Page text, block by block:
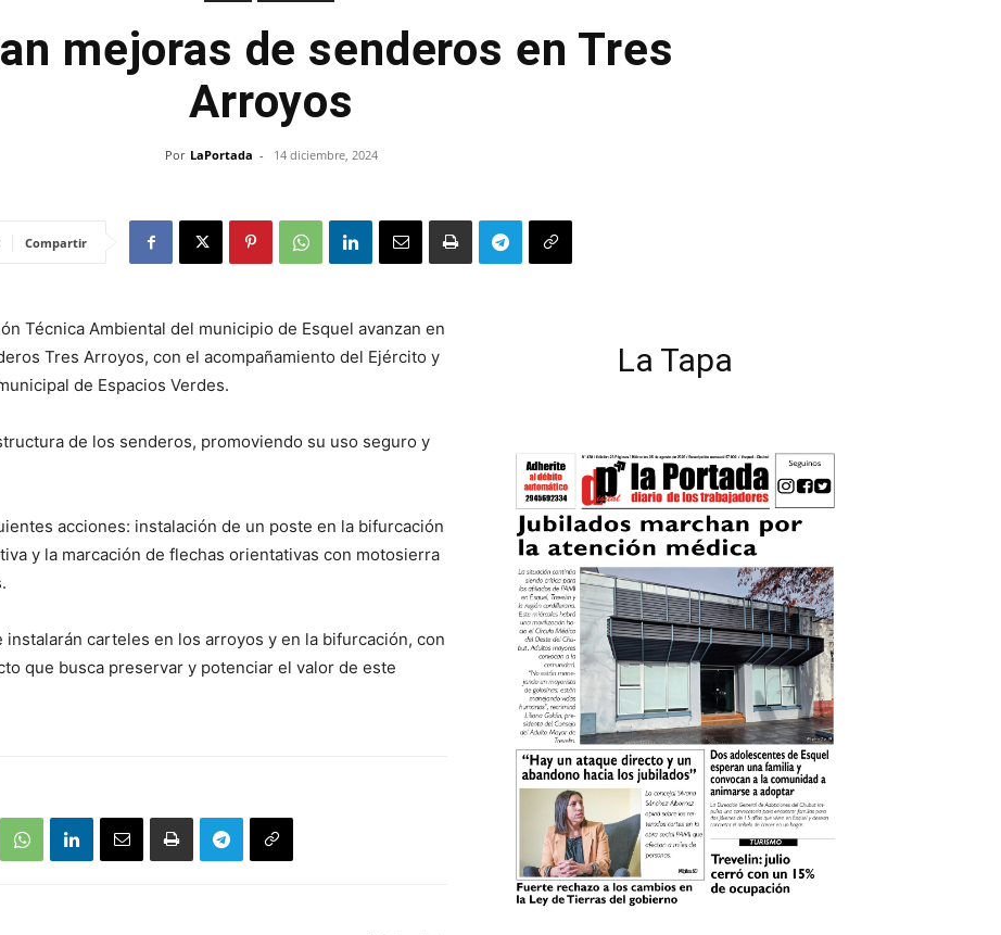
mejoras de senderos en Tres
Arroyos
Por LaPortada - 14 diciembre, 2024
Compartir
Técnica Ambiental del municipio de Esquel avanzan en
Tres Arroyos, con el acompañamiento del Ejército y
de Espacios Verdes.
de los senderos, promoviendo su uso seguro y
acciones: instalación de un poste en la bifurcación
y la marcación de flechas orientativas con motosierra
carteles en los arroyos y en la bifurcación, con
que busca preservar y potenciar el valor de este
La Tapa